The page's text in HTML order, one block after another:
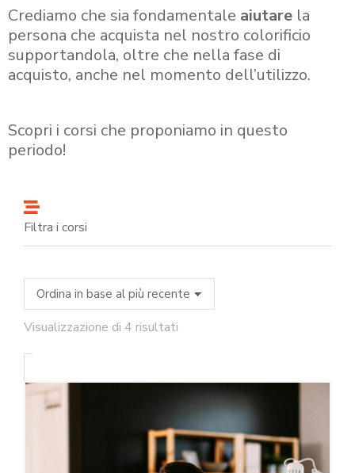
Crediamo che sia fondamentale aiutare la
persona che acquista nel nostro colorificio
supportandola, oltre che nella fase di
acquisto, anche nel momento dell’utilizzo.
Scopri i corsi che proponiamo in questo
periodo!
Filtra i corsi
Visualizzazione di 4 risultati